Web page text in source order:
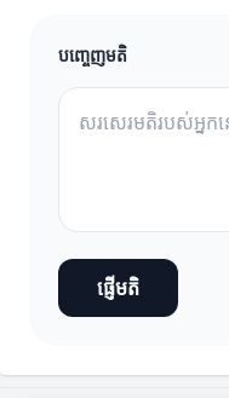
បញ្ចេញមតិ
ផ្ញើមតិ